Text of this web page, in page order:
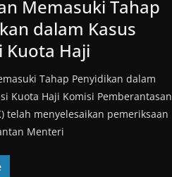
Memasuki Tahap
dalam Kasus
Kuota Haji
Tahap Penyidikan dalam
Kuota Haji Komisi Pemberantasan
telah menyelesaikan pemeriksaan
Menteri